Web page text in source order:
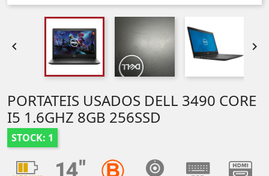
 
PORTATEIS USADOS DELL 3490 CORE
I5 1.6GHZ 8GB 256SSD
STOCK: 1